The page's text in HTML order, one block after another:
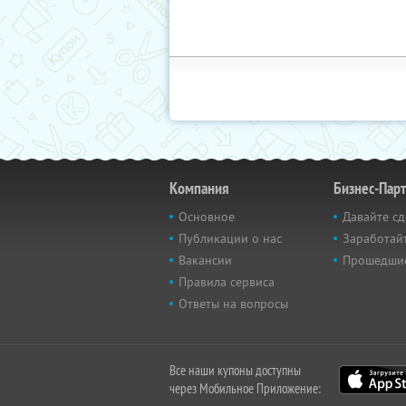
Компания
Основное
Публикации о нас
Вакансии
Правила сервиса
Ответы на вопросы
Бизнес-
Давайте
Все наши купоны доступны
через Мобильное Приложение: